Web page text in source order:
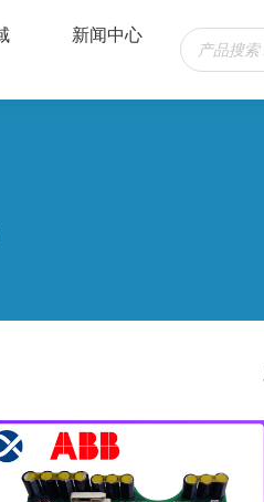
新闻中心
Products
search